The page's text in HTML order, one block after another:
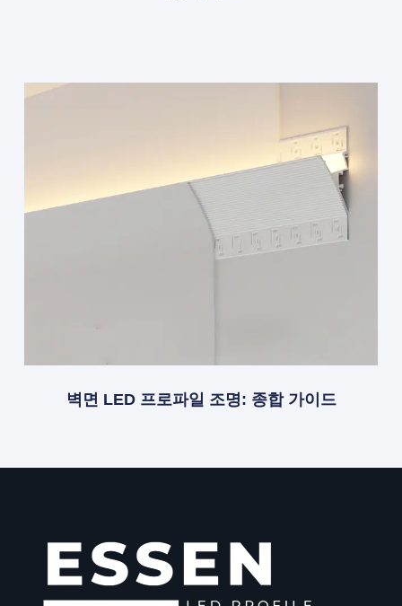
벽면 LED 프로파일 조명: 종합 가이드